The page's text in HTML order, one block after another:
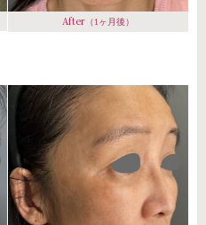
After （1ヶ月後）